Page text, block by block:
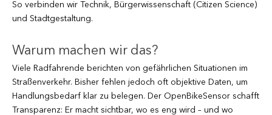
So verbinden wir Technik, Bürgerwissenschaft (Citizen Science)
und Stadtgestaltung.
Warum machen wir das?
Viele Radfahrende berichten von gefährlichen Situationen im
Straßenverkehr. Bisher fehlen jedoch oft objektive Daten, um
Handlungsbedarf klar zu belegen. Der OpenBikeSensor schafft
Transparenz: Er macht sichtbar, wo es eng wird – und wo